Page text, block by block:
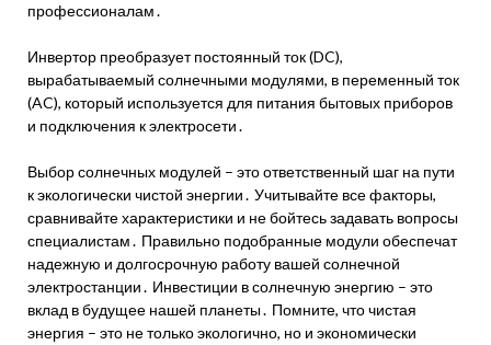
профессионалам․
Инвертор преобразует постоянный ток (DC),
вырабатываемый солнечными модулями, в переменный ток
(AC), который используется для питания бытовых приборов
и подключения к электросети․
Выбор солнечных модулей – это ответственный шаг на пути
к экологически чистой энергии․ Учитывайте все факторы,
сравнивайте характеристики и не бойтесь задавать вопросы
специалистам․ Правильно подобранные модули обеспечат
надежную и долгосрочную работу вашей солнечной
электростанции․ Инвестиции в солнечную энергию – это
вклад в будущее нашей планеты․ Помните, что чистая
энергия – это не только экологично, но и экономически